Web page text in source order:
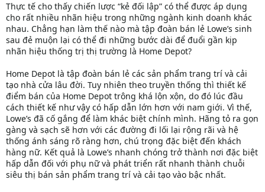
Thực tế cho thấy chiến lược “kẻ đối lập” có thể được áp dụng
cho rất nhiều nhãn hiệu trong những ngành kinh doanh khác
nhau. Chẳng hạn làm thế nào mà tập đoàn bán lẻ Lowe’s sinh
sau đẻ muộn lại có thể đi những bước dài để đuổi gần kịp
nhãn hiệu thống trị thị trường là Home Depot?
Home Depot là tập đoàn bán lẻ các sản phẩm trang trí và cải
tạo nhà cửa lâu đời. Tuy nhiên theo truyền thống thì thiết kế
điểm bán của Home Depot trông khá lộn xộn, do đó lúc đầu
cách thiết kế như vậy có hấp dẫn lớn hơn với nam giới. Vì thế,
Lowe’s đã cố gắng để làm khác biệt chính mình. Hãng tỏ ra gọn
gàng và sạch sẽ hơn với các đường đi lối lại rộng rãi và hệ
thống ánh sáng rõ ràng hơn, chú trọng đặc biệt đến khách
hàng nữ. Kết quả là Lowe’s nhanh chóng trở thành nơi đặc biệt
hấp dẫn đối với phụ nữ và phát triển rất nhanh thành chuỗi
siêu thị bán sản phẩm trang trí và cải tạo vào bậc nhất.